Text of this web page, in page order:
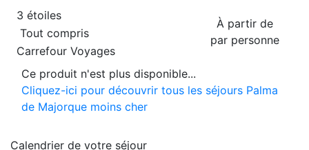
À partir de
par personne
3 étoiles
Tout compris
Carrefour Voyages
Ce produit n'est plus disponible...
Cliquez-ici pour découvrir tous les séjours Palma
de Majorque moins cher
Calendrier de votre séjour